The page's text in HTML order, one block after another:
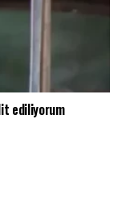
ediliyorum